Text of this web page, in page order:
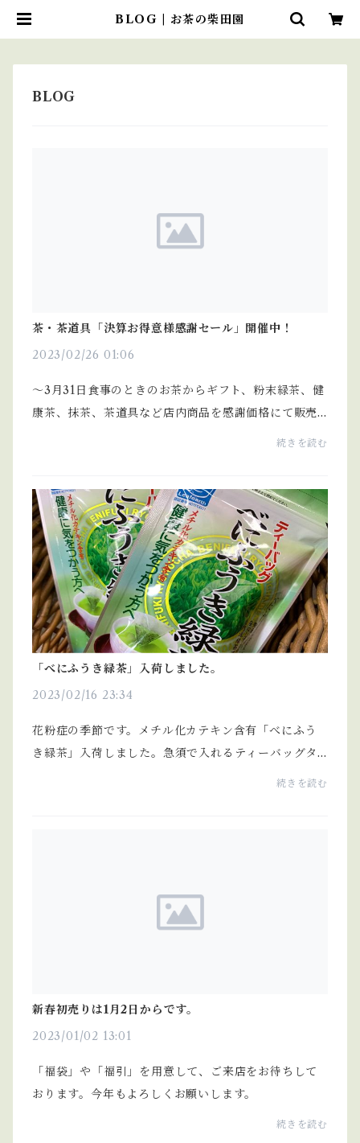
BLOG | お茶の柴田園
茶・茶道具「決算お得意様感謝セール」開催中！
2023/02/26 01:06
〜3月31日食事のときのお茶からギフト、粉末緑茶、健
康茶、抹茶、茶道具など店内商品を感謝価格にて販売
続きを読む
「べにふうき緑茶」入荷しました。
2023/02/16 23:34
花粉症の季節です。メチル化カテキン含有「べにふう
き緑茶」入荷しました。急須で入れるティーバッグタ
続きを読む
新春初売りは1月2日からです。
2023/01/02 13:01
「福袋」や「福引」を用意して、ご来店をお待ちして
おります。今年もよろしくお願いします。
続きを読む